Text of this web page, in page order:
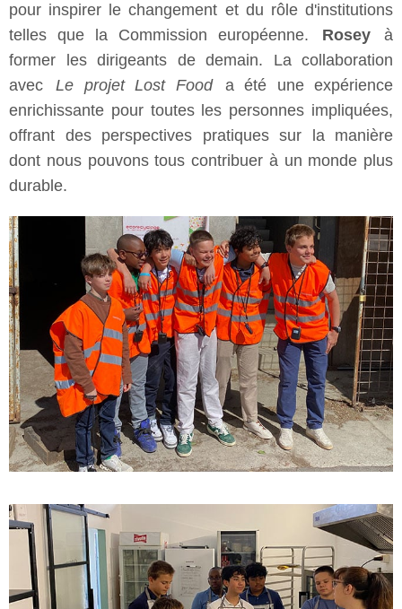
pour inspirer le changement et du rôle d'institutions
telles que la Commission européenne.
Rosey
à
former les dirigeants de demain. La collaboration
avec
Le projet Lost Food
a été une expérience
enrichissante pour toutes les personnes impliquées,
offrant des perspectives pratiques sur la manière
dont nous pouvons tous contribuer à un monde plus
durable.